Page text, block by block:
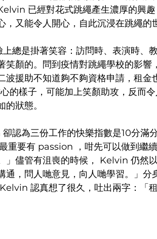
已經對花式跳繩產生濃厚的興
又能令人開心，自此沉浸在跳繩的
總是掛著笑容：訪問時、表演時、
笑顏的。問到疫情對跳繩學校的影響
波援助不知道夠不夠資格申請，租金
的樣子，可能加上笑顏助攻，反而
狀態。
認為三份工作的快樂指數是10分滿
重要有 passion ，咁先可以做到繼
」儘管有沮喪的時候， Kelvin 仍然
通，問人哋意見，向人哋學習。」分
認真想了很久，吐出兩字：「